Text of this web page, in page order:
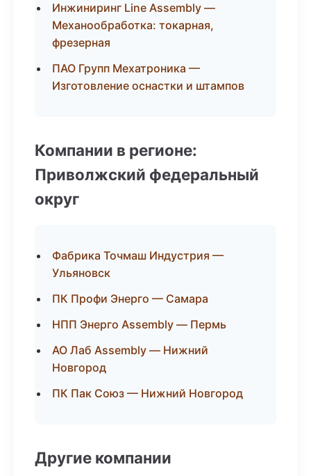
Инжиниринг Line Assembly —
Механообработка: токарная,
фрезерная
ПАО Групп Мехатроника —
Изготовление оснастки и штампов
Компании в регионе:
Приволжский федеральный
округ
Фабрика Точмаш Индустрия —
Ульяновск
ПК Профи Энерго — Самара
НПП Энерго Assembly — Пермь
АО Лаб Assembly — Нижний
Новгород
ПК Пак Союз — Нижний Новгород
Другие компании